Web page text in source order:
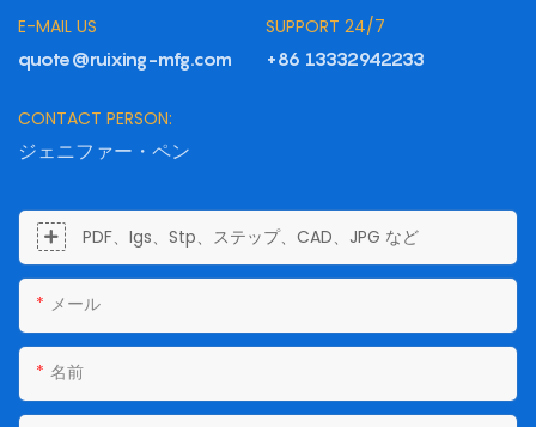
E-MAIL US
quote@ruixing-mfg.com
SUPPORT 24/7
+86 13332942233
CONTACT PERSON:
ジェニファー・ペン
PDF、Igs、Stp、ステップ、CAD、JPG など
メール
名前